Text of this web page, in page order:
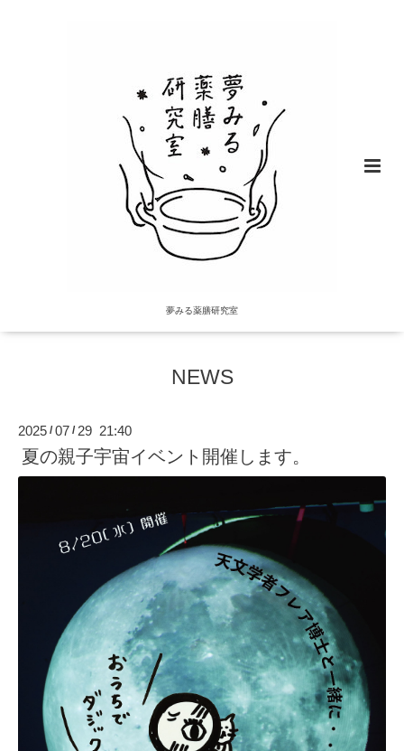
夢みる薬膳研究室
NEWS
2025 /07 / 29 21:40
夏の親子宇宙イベント開催します。